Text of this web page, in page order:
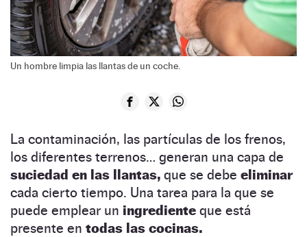
Un hombre limpia las llantas de un coche.
La contaminación, las partículas de los frenos,
los diferentes terrenos… generan una capa de
suciedad en las llantas, que se debe eliminar
cada cierto tiempo. Una tarea para la que se
puede emplear un ingrediente que está
presente en todas las cocinas.